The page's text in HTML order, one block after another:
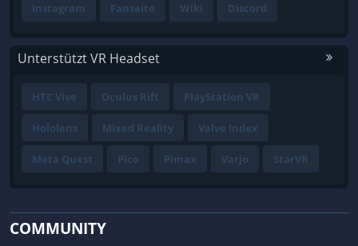
Instagram Fanseite Wiki Discord
Unterstützt VR Headset
HTC Vive Oculus Rift PlayStation VR
Hololens Mixed Reality Valve Index
Meta Quest Pico Pimax Varjo StarVR
COMMUNITY